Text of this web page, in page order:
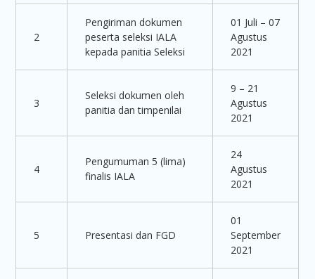
2
Pengiriman dokumen
peserta seleksi IALA
kepada panitia Seleksi
01 Juli – 07
Agustus
2021
3
Seleksi dokumen oleh
panitia dan timpenilai
9 – 21
Agustus
2021
4
Pengumuman 5 (lima)
finalis IALA
24
Agustus
2021
5 Presentasi dan FGD
01
September
2021